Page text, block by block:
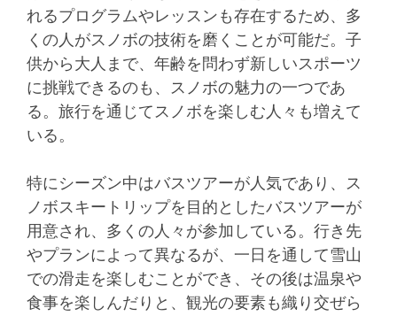
れるプログラムやレッスンも存在するため、多
くの人がスノボの技術を磨くことが可能だ。子
供から大人まで、年齢を問わず新しいスポーツ
に挑戦できるのも、スノボの魅力の一つであ
る。旅行を通じてスノボを楽しむ人々も増えて
いる。
特にシーズン中はバスツアーが人気であり、ス
ノボスキートリップを目的としたバスツアーが
用意され、多くの人々が参加している。行き先
やプランによって異なるが、一日を通して雪山
での滑走を楽しむことができ、その後は温泉や
食事を楽しんだりと、観光の要素も織り交ぜら